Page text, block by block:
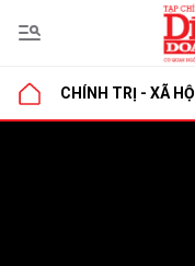
CHÍNH TRỊ - XÃ HỘI